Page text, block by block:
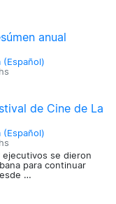
anual
(Español)
de Cine de La
(Español)
se dieron
para continuar
…